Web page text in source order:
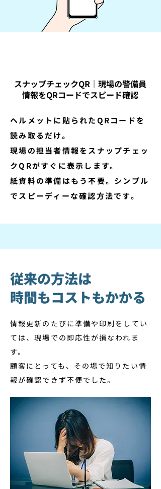
スナップチェックQR｜現場の警備員
情報をQRコードでスピード確認
ヘルメットに貼られたQRコードを
読み取るだけ。
現場の担当者情報をスナップチェッ
クQRがすぐに表示します。
紙資料の準備はもう不要。シンプル
でスピーディーな確認方法です。
従来の方法は
時間もコストもかかる
情報更新のたびに準備や印刷をしてい
ては、現場での即応性が損なわれま
す。
顧客にとっても、その場で知りたい情
報が確認できず不便でした。